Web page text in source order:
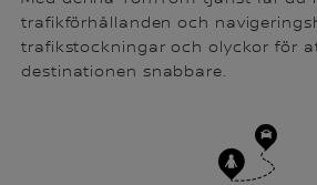
trafikförhållanden och
trafikstockningar och olyckor för
destinationen snabbare.